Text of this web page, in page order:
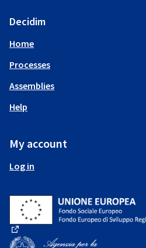
Decidim
Home
Processes
Assemblies
Help
My account
Log in
(External link)